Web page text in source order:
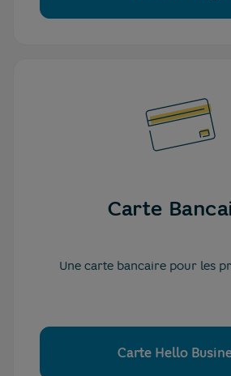
Carte
Une carte bancaire pour les
Carte Hello